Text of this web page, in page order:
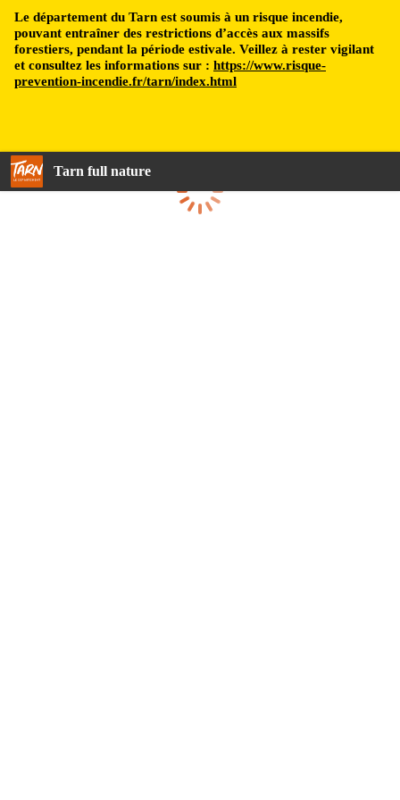
Le département du Tarn est soumis à un risque incendie,
pouvant entraîner des restrictions d’accès aux massifs
forestiers, pendant la période estivale. Veillez à rester vigilant
et consultez les informations sur : https://www.risque-
prevention-incendie.fr/tarn/index.html
Tarn full nature
Loading